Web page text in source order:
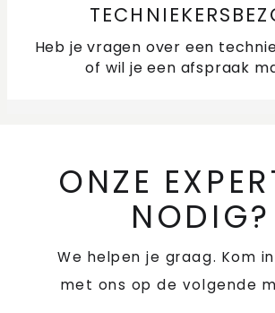
Heb je vragen over een
of wil je een afspraak
ONZE
NODIG?
We helpen je graag. Kom
met ons op de volgende